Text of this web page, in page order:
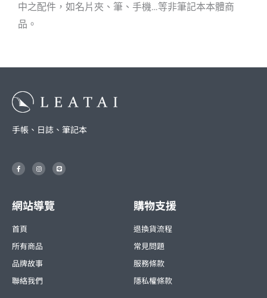
中之配件，如名片夾、筆、手機…等非筆記本本體商
品。
手帳、日誌、筆記本
F
a
c
k
-
I
n
s
r
a
m
L
i
n
網站導覽
首頁
所有商品
品牌故事
聯絡我們
購物支援
退換貨流程
常見問題
服務條款
隱私權條款